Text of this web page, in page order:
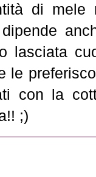
di mele
lasciata
le
con la
;)